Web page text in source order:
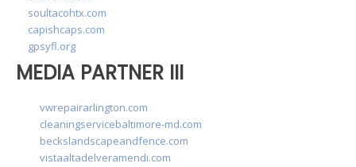
soultacohtx.com
capishcaps.com
gpsyfl.org
MEDIA PARTNER III
vwrepairarlington.com
cleaningservicebaltimore-md.com
beckslandscapeandfence.com
vistaaltadelveramendi.com